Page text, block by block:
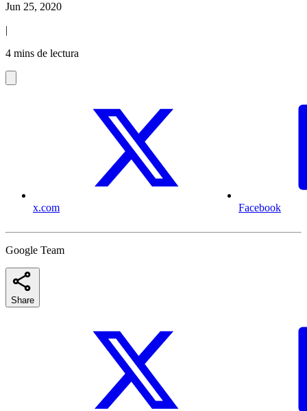
Jun 25, 2020
|
4 mins de lectura
x.com Facebook
Google Team
Share